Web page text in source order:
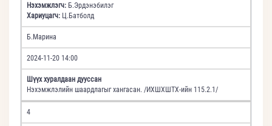
Нэхэмжлэгч: Б.Эрдэнэбилэг
Хариуцагч: Ц.Батболд
Б.Марина
2024-11-20 14:00
Шүүх хуралдаан дууссан
Нэхэмжлэлийн шаардлагыг хангасан. /ИХШХШТХ-ийн 115.2.1/
4